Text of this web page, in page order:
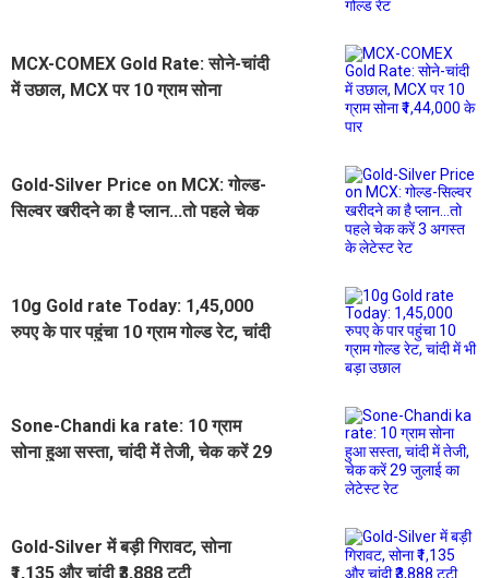
MCX-COMEX Gold Rate: सोने-चांदी
में उछाल, MCX पर 10 ग्राम सोना
Gold-Silver Price on MCX: गोल्ड-
सिल्वर खरीदने का है प्लान...तो पहले चेक
10g Gold rate Today: 1,45,000
रुपए के पार पहुंचा 10 ग्राम गोल्ड रेट, चांदी
Sone-Chandi ka rate: 10 ग्राम
सोना हुआ सस्ता, चांदी में तेजी, चेक करें 29
Gold-Silver में बड़ी गिरावट, सोना
₹1,135 और चांदी ₹3,888 टूटी